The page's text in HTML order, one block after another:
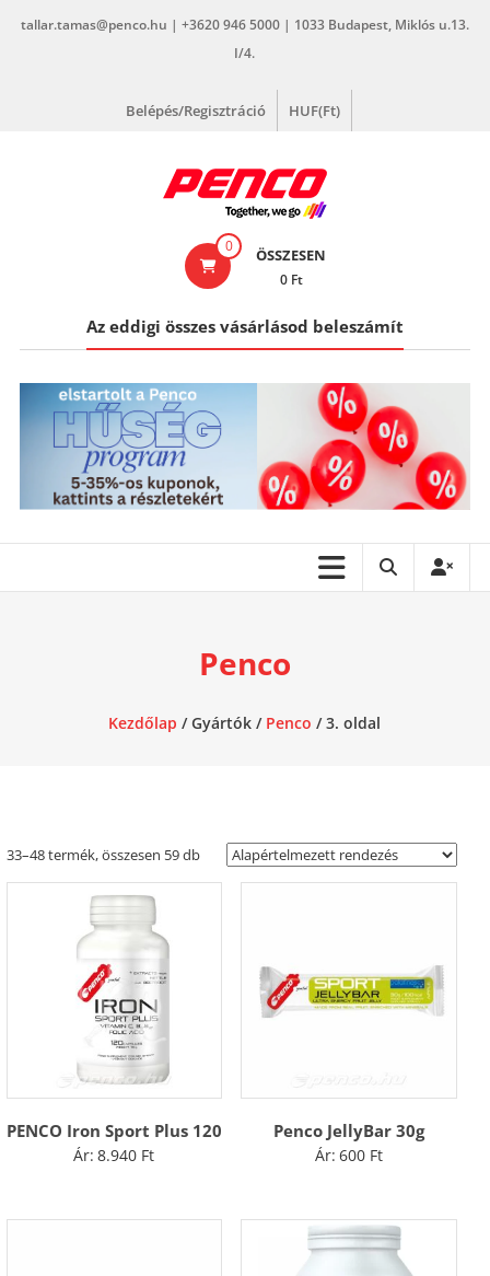
tallar.tamas@penco.hu | +3620 946 5000 | 1033 Budapest, Miklós u.13.
I/4.
Belépés/Regisztráció HUF(Ft)
0 ÖSSZESEN
0 Ft
Az eddigi összes vásárlásod beleszámít
Penco
Kezdőlap / Gyártók / Penco / 3. oldal
33–48 termék, összesen 59 db
PENCO Iron Sport Plus 120
Ár: 8.940 Ft
Penco JellyBar 30g
Ár: 600 Ft